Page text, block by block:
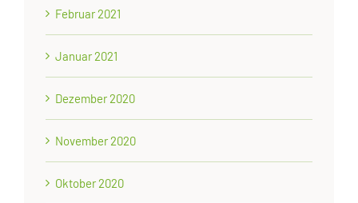
Februar 2021
Januar 2021
Dezember 2020
November 2020
Oktober 2020